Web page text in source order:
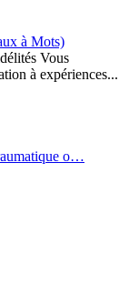
à Mots)
Vous
à expériences...
o…